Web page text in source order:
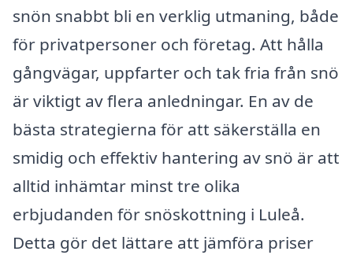
snön snabbt bli en verklig utmaning, både
för privatpersoner och företag. Att hålla
gångvägar, uppfarter och tak fria från snö
är viktigt av flera anledningar. En av de
bästa strategierna för att säkerställa en
smidig och effektiv hantering av snö är att
alltid inhämtar minst tre olika
erbjudanden för snöskottning i Luleå.
Detta gör det lättare att jämföra priser